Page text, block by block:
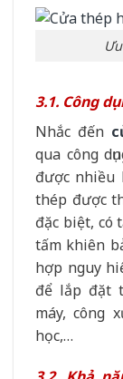
3.1. Công
Nhắc đến
qua công
được nhiều
thép được
đặc biệt, có
tấm khiên
hợp nguy
để lắp đặt
máy, công
học,…